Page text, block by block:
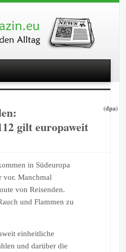
gilt europaweit
(dpa)
in Südeuropa
vor. Manchmal
von Reisenden.
und Flammen zu
einheitliche
und darüber die